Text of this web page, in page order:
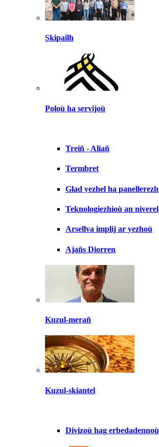
Skipailh
Poloù ha servijoù
Treiñ - Aliañ
Termbret
Glad yezhel ha panellerezh
Teknologiezhioù an niverel
Arsellva implij ar yezhoù
Ajañs Diorren
Kuzul-merañ
Kuzul-skiantel
Divizoù hag erbedadennoù